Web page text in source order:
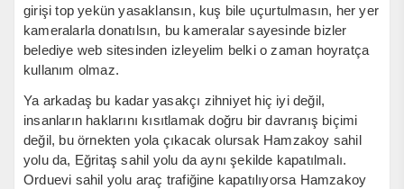
girişi top yekün yasaklansın, kuş bile uçurtulmasın, her yer
kameralarla donatılsın, bu kameralar sayesinde bizler
belediye web sitesinden izleyelim belki o zaman hoyratça
kullanım olmaz.
Ya arkadaş bu kadar yasakçı zihniyet hiç iyi değil,
insanların haklarını kısıtlamak doğru bir davranış biçimi
değil, bu örnekten yola çıkacak olursak Hamzakoy sahil
yolu da, Eğritaş sahil yolu da aynı şekilde kapatılmalı.
Orduevi sahil yolu araç trafiğine kapatılıyorsa Hamzakoy